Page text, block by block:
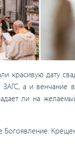
красивую дату
а и венчание
ли на
Богоявление.